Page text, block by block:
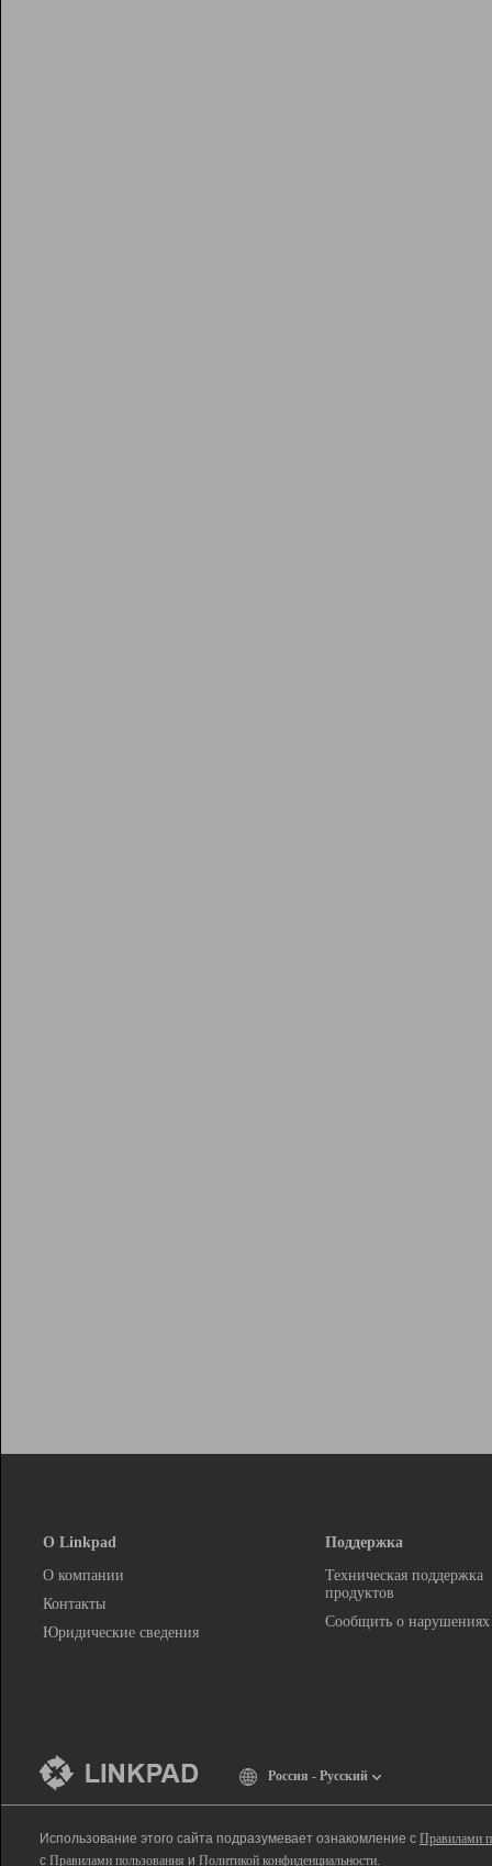
О Linkpad
О компании
Контакты
Юридические сведения
Поддержка
Техническая поддержка
продуктов
Сообщить о нарушениях
Россия - Русский
Использование этого сайта подразумевает ознакомление с Правилами
с Правилами пользования и Политикой конфиденциальности.